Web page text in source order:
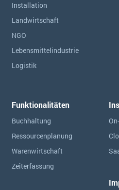
Installation
Landwirtschaft
NGO
Lebensmittelindustrie
Logistik
Funktionalitäten
Buchhaltung
Ressourcen­planung
Warenwirtschaft
Zeiterfassung